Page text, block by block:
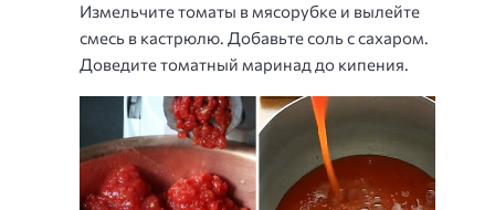
Измельчите томаты в мясорубке и вылейте
смесь в кастрюлю. Добавьте соль с сахаром.
Доведите томатный маринад до кипения.